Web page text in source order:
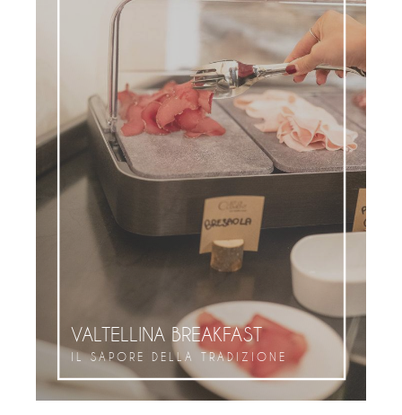
VALTELLINA BREAKFAST
IL SAPORE DELLA TRADIZIONE